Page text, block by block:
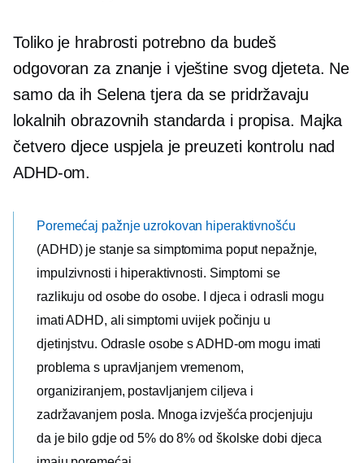
Toliko je hrabrosti potrebno da budeš
odgovoran za znanje i vještine svog djeteta. Ne
samo da ih Selena tjera da se pridržavaju
lokalnih obrazovnih standarda i propisa. Majka
četvero djece uspjela je preuzeti kontrolu nad
ADHD-om.
Poremećaj pažnje uzrokovan hiperaktivnošću
(ADHD) je stanje sa simptomima poput nepažnje,
impulzivnosti i hiperaktivnosti. Simptomi se
razlikuju od osobe do osobe. I djeca i odrasli mogu
imati ADHD, ali simptomi uvijek počinju u
djetinjstvu. Odrasle osobe s ADHD-om mogu imati
problema s upravljanjem vremenom,
organiziranjem, postavljanjem ciljeva i
zadržavanjem posla. Mnoga izvješća procjenjuju
da je bilo gdje od 5% do 8% od školske dobi djeca